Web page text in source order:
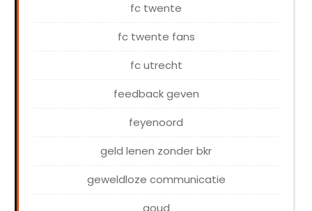
fc twente
fc twente fans
fc utrecht
feedback geven
feyenoord
geld lenen zonder bkr
geweldloze communicatie
goud